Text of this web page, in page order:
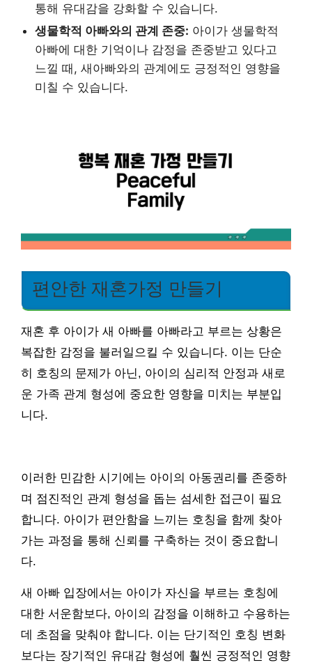
통해 유대감을 강화할 수 있습니다.
생물학적 아빠와의 관계 존중: 아이가 생물학적
아빠에 대한 기억이나 감정을 존중받고 있다고
느낄 때, 새아빠와의 관계에도 긍정적인 영향을
미칠 수 있습니다.
편안한 재혼가정 만들기
재혼 후 아이가 새 아빠를 아빠라고 부르는 상황은
복잡한 감정을 불러일으킬 수 있습니다. 이는 단순
히 호칭의 문제가 아닌, 아이의 심리적 안정과 새로
운 가족 관계 형성에 중요한 영향을 미치는 부분입
니다.
이러한 민감한 시기에는 아이의 아동권리를 존중하
며 점진적인 관계 형성을 돕는 섬세한 접근이 필요
합니다. 아이가 편안함을 느끼는 호칭을 함께 찾아
가는 과정을 통해 신뢰를 구축하는 것이 중요합니
다.
새 아빠 입장에서는 아이가 자신을 부르는 호칭에
대한 서운함보다, 아이의 감정을 이해하고 수용하는
데 초점을 맞춰야 합니다. 이는 단기적인 호칭 변화
보다는 장기적인 유대감 형성에 훨씬 긍정적인 영향